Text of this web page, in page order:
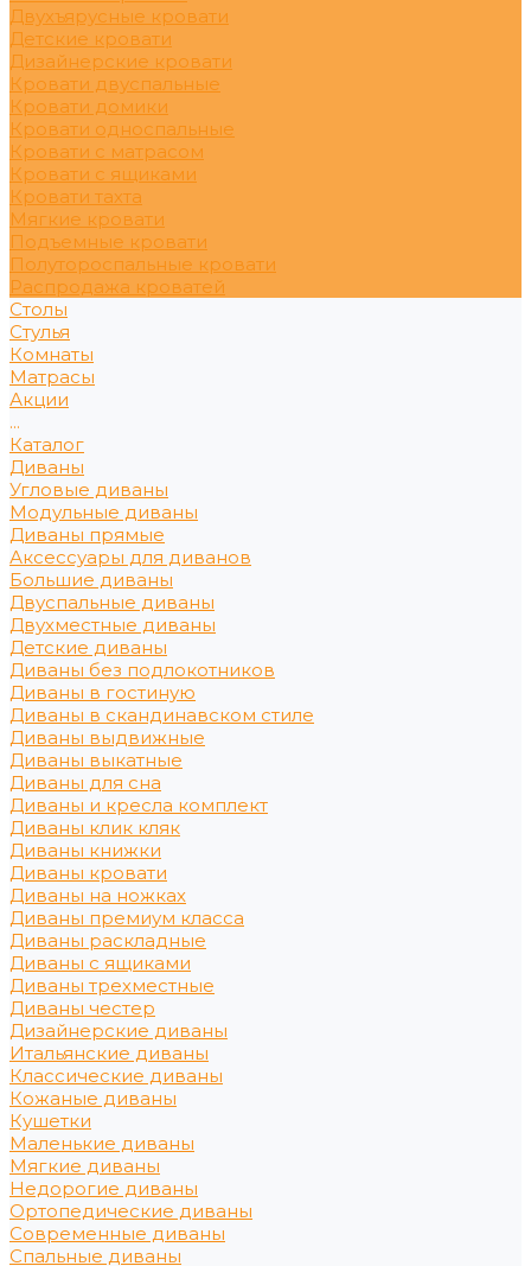
Двухъярусные кровати
Детские кровати
Дизайнерские кровати
Кровати двуспальные
Кровати домики
Кровати односпальные
Кровати с матрасом
Кровати с ящиками
Кровати тахта
Мягкие кровати
Подъемные кровати
Полутороспальные кровати
Распродажа кроватей
Столы
Стулья
Комнаты
Матрасы
Акции
...
Каталог
Диваны
Угловые диваны
Модульные диваны
Диваны прямые
Аксессуары для диванов
Большие диваны
Двуспальные диваны
Двухместные диваны
Детские диваны
Диваны без подлокотников
Диваны в гостиную
Диваны в скандинавском стиле
Диваны выдвижные
Диваны выкатные
Диваны для сна
Диваны и кресла комплект
Диваны клик кляк
Диваны книжки
Диваны кровати
Диваны на ножках
Диваны премиум класса
Диваны раскладные
Диваны с ящиками
Диваны трехместные
Диваны честер
Дизайнерские диваны
Итальянские диваны
Классические диваны
Кожаные диваны
Кушетки
Маленькие диваны
Мягкие диваны
Недорогие диваны
Ортопедические диваны
Современные диваны
Спальные диваны